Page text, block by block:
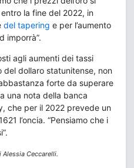
la fine del 2022, in
del tapering e per l’aumento
imporrà”.
agli aumenti dei tassi
del dollaro statunitense, non
forte da superare
una nota della banca
che per il 2022 prevede un
l’oncia. “Pensiamo che i
Ceccarelli.